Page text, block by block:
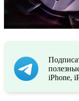
iPhone,